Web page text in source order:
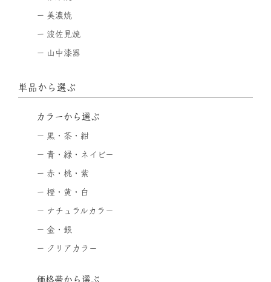
美濃焼
波佐見焼
山中漆器
単品から選ぶ
カラーから選ぶ
黒・茶・紺
青・緑・ネイビー
赤・桃・紫
橙・黄・白
ナチュラルカラー
金・銀
クリアカラー
価格帯から選ぶ